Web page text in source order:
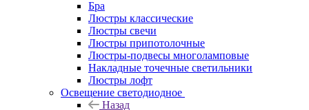
Бра
Люстры классические
Люстры свечи
Люстры припотолочные
Люстры-подвесы многоламповые
Накладные точечные светильники
Люстры лофт
Освещение светодиодное
Назад